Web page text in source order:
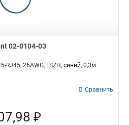
02-0104-03
RJ45, 26AWG, LSZH, синий, 0,3м
Сравнить
₽